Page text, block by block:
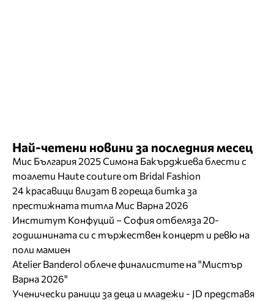
Най-четени новини за последния месец
Мис България 2025 Симона Бакърджиева блести с
тоалети Haute couture от Bridal Fashion
24 красавици влизат в гореща битка за
престижната титла Мис Варна 2026
Институт Конфуций – София отбеляза 20-
годишнината си с тържествен концерт и ревю на
поли мамиен
Atelier Banderol облече финалистите на "Мистър
Варна 2026"
Ученически раници за деца и младежи - JD представя